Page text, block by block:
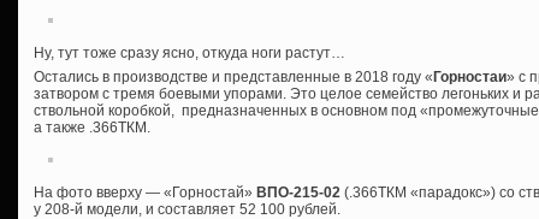
Ну, тут тоже сразу ясно, откуда ноги растут…
Остались в производстве и представленные в 2018 году « Горностаи» с
затвором с тремя боевыми упорами. Это целое семейство легоньких и
ствольной коробкой, предназначенных в основном под
а также .366ТКМ.
На фото вверху — «Горностай» ВПО-215-02 (.366ТКМ «парадокс») со
у 208-й модели, и составляет 52 100 рублей.